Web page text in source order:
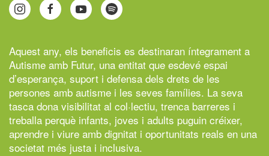
Aquest any, els beneficis es destinaran íntegrament a
Autisme amb Futur, una entitat que esdevé espai
d’esperança, suport i defensa dels drets de les
persones amb autisme i les seves famílies. La seva
tasca dona visibilitat al col·lectiu, trenca barreres i
treballa perquè infants, joves i adults puguin créixer,
aprendre i viure amb dignitat i oportunitats reals en una
societat més justa i inclusiva.